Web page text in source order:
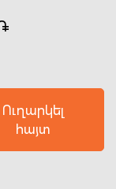
Ուղարկել
հայտ